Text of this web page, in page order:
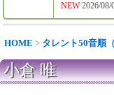
NEW2026/
HOME > タレント50音順（
小倉 唯